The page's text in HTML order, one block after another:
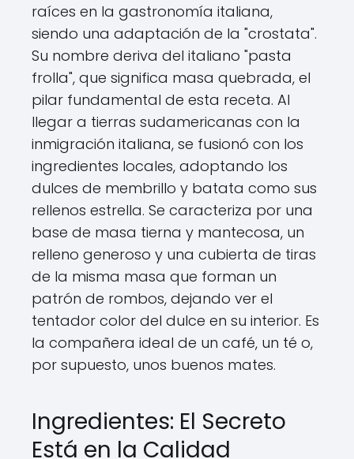
raíces en la gastronomía italiana,
siendo una adaptación de la "crostata".
Su nombre deriva del italiano "pasta
frolla", que significa masa quebrada, el
pilar fundamental de esta receta. Al
llegar a tierras sudamericanas con la
inmigración italiana, se fusionó con los
ingredientes locales, adoptando los
dulces de membrillo y batata como sus
rellenos estrella. Se caracteriza por una
base de masa tierna y mantecosa, un
relleno generoso y una cubierta de tiras
de la misma masa que forman un
patrón de rombos, dejando ver el
tentador color del dulce en su interior. Es
la compañera ideal de un café, un té o,
por supuesto, unos buenos mates.
Ingredientes: El Secreto
Está en la Calidad